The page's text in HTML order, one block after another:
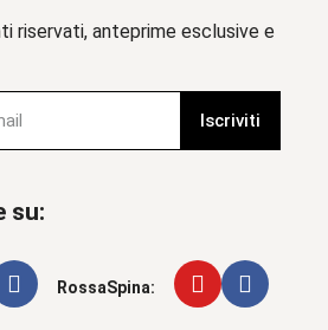
riservati, anteprime esclusive e
Iscriviti
su:
RossaSpina: